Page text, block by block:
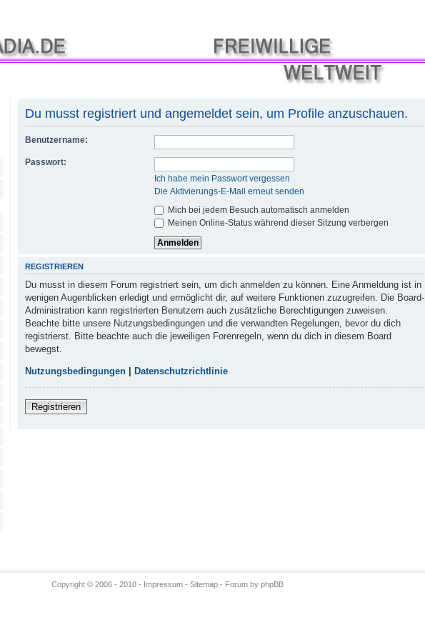
Du musst registriert und angemeldet sein, um Profile anzuschauen.
Benutzername:
Passwort:
Ich habe mein Passwort vergessen
Die Aktivierungs-E-Mail erneut senden
Mich bei jedem Besuch automatisch anmelden
Meinen Online-Status während dieser Sitzung verbergen
REGISTRIEREN
Du musst in diesem Forum registriert sein, um dich anmelden zu können. Eine Anmeldung ist in
wenigen Augenblicken erledigt und ermöglicht dir, auf weitere Funktionen zuzugreifen. Die Board-
Administration kann registrierten Benutzern auch zusätzliche Berechtigungen zuweisen.
Beachte bitte unsere Nutzungsbedingungen und die verwandten Regelungen, bevor du dich
registrierst. Bitte beachte auch die jeweiligen Forenregeln, wenn du dich in diesem Board
bewegst.
Nutzungsbedingungen Datenschutzrichtlinie
Registrieren
Copyright © 2006 - 2010 - Impressum- Sitemap- Forum by phpBB